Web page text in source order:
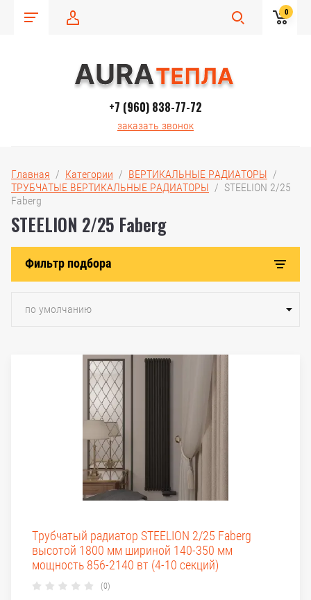
0
+7 (960) 838-77-72
заказать звонок
Главная
  /
Категории
  /
ВЕРТИКАЛЬНЫЕ РАДИАТОРЫ
ТРУБЧАТЫЕ ВЕРТИКАЛЬНЫЕ РАДИАТОРЫ
  /  STEELION 2/25
Faberg
STEELION 2/25 Faberg
Фильтр подбора
по умолчанию
Трубчатый радиатор STEELION 2/25 Faberg
высотой 1800 мм шириной 140-350 мм
мощность 856-2140 вт (4-10 секций)
(0)